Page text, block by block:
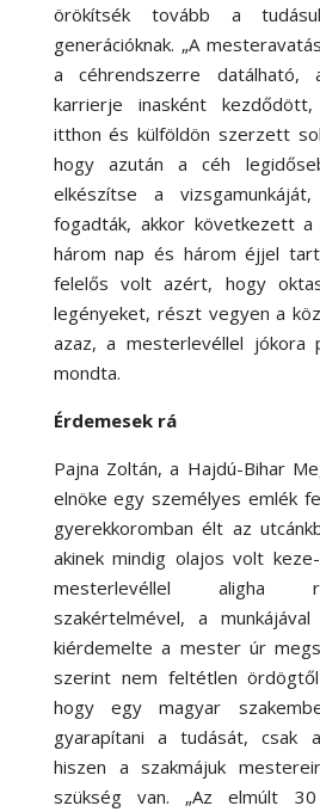
örökítsék tovább a
generációknak. „A
a céhrendszerre
karrierje inasként
itthon és külföldön szerzett
hogy azután a céh
elkészítse a
fogadták, akkor következett a
három nap és három éjjel
felelős volt azért, hogy
legényeket, részt vegyen a
azaz, a mesterlevéllel jókora
mondta.
Érdemesek rá
Pajna Zoltán, a Hajdú-Bihar
elnöke egy személyes emlék
gyerekkoromban élt az
akinek mindig olajos volt
mesterlevéllel aligha
szakértelmével, a
kiérdemelte a mester úr
szerint nem feltétlen
hogy egy magyar
gyarapítani a tudását, csak
hiszen a szakmájuk
szükség van. „Az elmúlt